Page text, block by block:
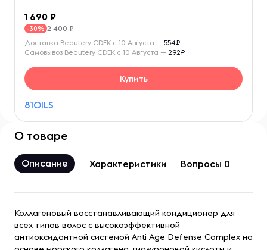
1 690
-30% 2 400 ₽
81OILS
Доставка Beautery CDEK с 10 Августа — 554₽
Самовывоз Beautery CDEK с 10 Августа — 292₽
Купить
О товаре
Описание Характеристики Вопросы 0
Коллагеновый восстанавливающий кондиционер для
всех типов волос с высокоэффективной
антиоксидантной системой Anti Age Defense Complex на